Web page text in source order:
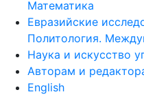
Математика
Евразийские
Политология.
Наука и искусство
Авторам и
English